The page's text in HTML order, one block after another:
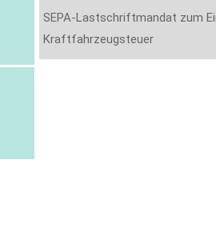
SEPA-Lastschriftmandat zum
Kraftfahrzeugsteuer